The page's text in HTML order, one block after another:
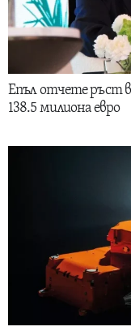
Епъл отчете ръст
138.5 милиона евро